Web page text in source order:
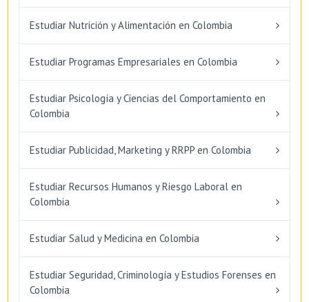
Estudiar Nutrición y Alimentación en Colombia
Estudiar Programas Empresariales en Colombia
Estudiar Psicología y Ciencias del Comportamiento en
Colombia
Estudiar Publicidad, Marketing y RRPP en Colombia
Estudiar Recursos Humanos y Riesgo Laboral en
Colombia
Estudiar Salud y Medicina en Colombia
Estudiar Seguridad, Criminología y Estudios Forenses en
Colombia